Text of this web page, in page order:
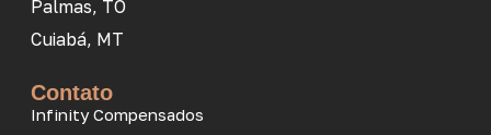
Palmas, TO
Cuiabá, MT
Contato
Infinity Compensados